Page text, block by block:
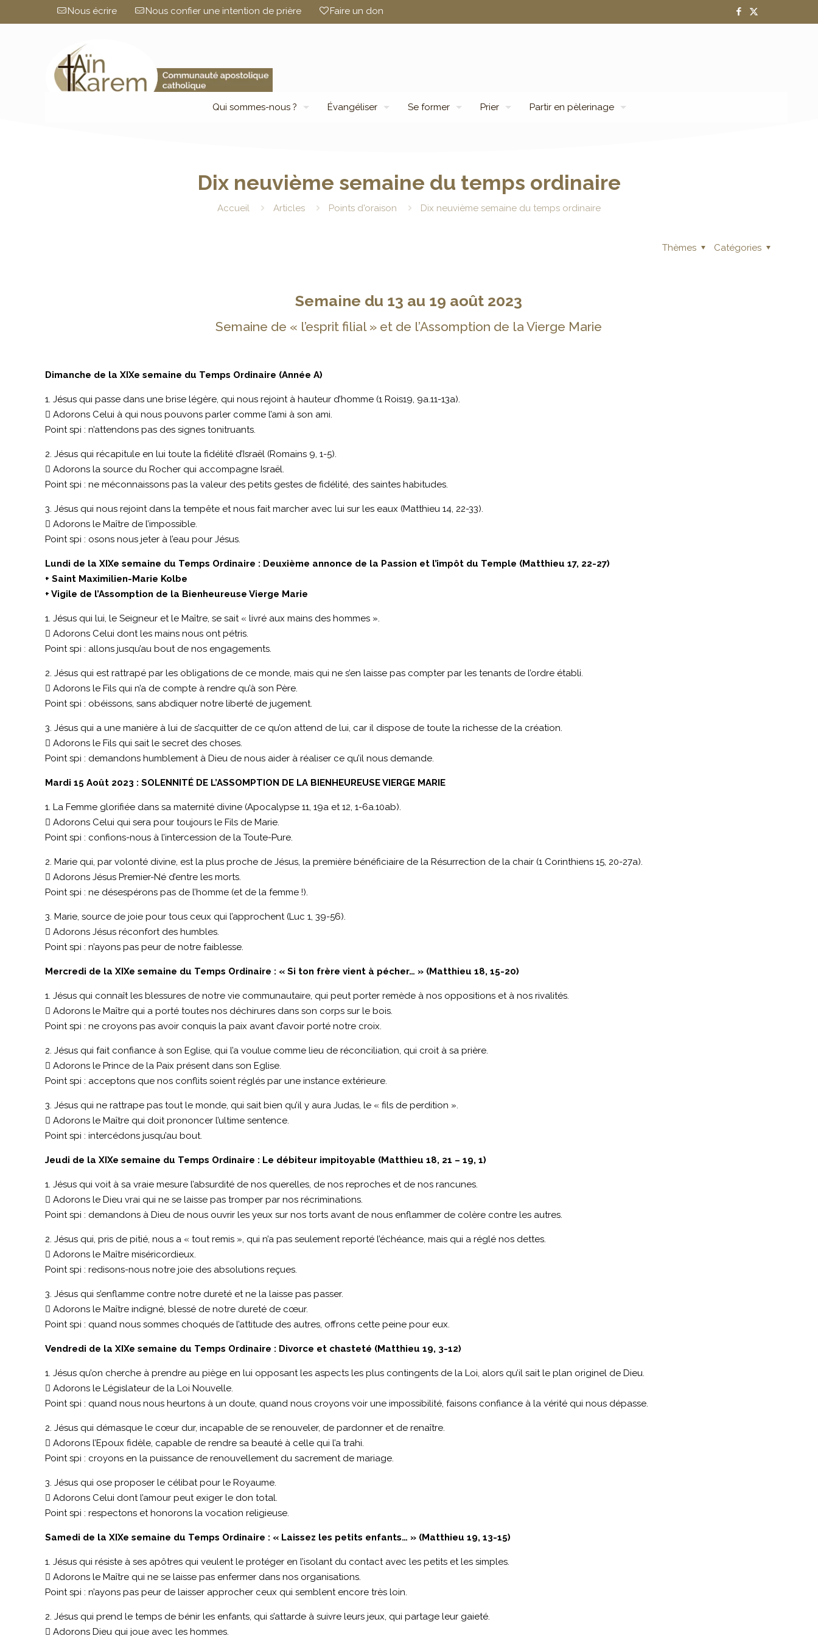
Nous écrire Nous confier une intention de prière Faire un don
Qui sommes-nous ? Évangéliser Se former Prier Partir en pèlerinage
Dix neuvième semaine du temps ordinaire
Accueil Articles Points d'oraison Dix neuvième semaine du temps ordinaire
Catégories
Thèmes
Semaine du 13 au 19 août 2023
Semaine de « l’esprit filial » et de l’Assomption de la Vierge Marie
Dimanche de la XIXe semaine du Temps Ordinaire (Année A)
1. Jésus qui passe dans une brise légère, qui nous rejoint à hauteur d’homme (1 Rois19, 9a.11-13a).
 Adorons Celui à qui nous pouvons parler comme l’ami à son ami.
Point spi : n’attendons pas des signes tonitruants.
2. Jésus qui récapitule en lui toute la fidélité d’Israël (Romains 9, 1-5).
 Adorons la source du Rocher qui accompagne Israël.
Point spi : ne méconnaissons pas la valeur des petits gestes de fidélité, des saintes habitudes.
3. Jésus qui nous rejoint dans la tempête et nous fait marcher avec lui sur les eaux (Matthieu 14, 22-33).
 Adorons le Maître de l’impossible.
Point spi : osons nous jeter à l’eau pour Jésus.
Lundi de la XIXe semaine du Temps Ordinaire : Deuxième annonce de la Passion et l’impôt du Temple (Matthieu 17, 22-27)
+ Saint Maximilien-Marie Kolbe
+ Vigile de l’Assomption de la Bienheureuse Vierge Marie
1. Jésus qui lui, le Seigneur et le Maître, se sait « livré aux mains des hommes ».
 Adorons Celui dont les mains nous ont pétris.
Point spi : allons jusqu’au bout de nos engagements.
2. Jésus qui est rattrapé par les obligations de ce monde, mais qui ne s’en laisse pas compter par les tenants de l’ordre établi.
 Adorons le Fils qui n’a de compte à rendre qu’à son Père.
Point spi : obéissons, sans abdiquer notre liberté de jugement.
3. Jésus qui a une manière à lui de s’acquitter de ce qu’on attend de lui, car il dispose de toute la richesse de la création.
 Adorons le Fils qui sait le secret des choses.
Point spi : demandons humblement à Dieu de nous aider à réaliser ce qu’il nous demande.
Mardi 15 Août 2023 : SOLENNITÉ DE L’ASSOMPTION DE LA BIENHEUREUSE VIERGE MARIE
1. La Femme glorifiée dans sa maternité divine (Apocalypse 11, 19a et 12, 1-6a.10ab).
 Adorons Celui qui sera pour toujours le Fils de Marie.
Point spi : confions-nous à l’intercession de la Toute-Pure.
2. Marie qui, par volonté divine, est la plus proche de Jésus, la première bénéficiaire de la Résurrection de la chair (1 Corinthiens 15, 20-27a).
 Adorons Jésus Premier-Né d’entre les morts.
Point spi : ne désespérons pas de l’homme (et de la femme !).
3. Marie, source de joie pour tous ceux qui l’approchent (Luc 1, 39-56).
 Adorons Jésus réconfort des humbles.
Point spi : n’ayons pas peur de notre faiblesse.
Mercredi de la XIXe semaine du Temps Ordinaire : « Si ton frère vient à pécher… » (Matthieu 18, 15-20)
1. Jésus qui connaît les blessures de notre vie communautaire, qui peut porter remède à nos oppositions et à nos rivalités.
 Adorons le Maître qui a porté toutes nos déchirures dans son corps sur le bois.
Point spi : ne croyons pas avoir conquis la paix avant d’avoir porté notre croix.
2. Jésus qui fait confiance à son Eglise, qui l’a voulue comme lieu de réconciliation, qui croit à sa prière.
 Adorons le Prince de la Paix présent dans son Eglise.
Point spi : acceptons que nos conflits soient réglés par une instance extérieure.
3. Jésus qui ne rattrape pas tout le monde, qui sait bien qu’il y aura Judas, le « fils de perdition ».
 Adorons le Maître qui doit prononcer l’ultime sentence.
Point spi : intercédons jusqu’au bout.
Jeudi de la XIXe semaine du Temps Ordinaire : Le débiteur impitoyable (Matthieu 18, 21 – 19, 1)
1. Jésus qui voit à sa vraie mesure l’absurdité de nos querelles, de nos reproches et de nos rancunes.
 Adorons le Dieu vrai qui ne se laisse pas tromper par nos récriminations.
Point spi : demandons à Dieu de nous ouvrir les yeux sur nos torts avant de nous enflammer de colère contre les autres.
2. Jésus qui, pris de pitié, nous a « tout remis », qui n’a pas seulement reporté l’échéance, mais qui a réglé nos dettes.
 Adorons le Maître miséricordieux.
Point spi : redisons-nous notre joie des absolutions reçues.
3. Jésus qui s’enflamme contre notre dureté et ne la laisse pas passer.
 Adorons le Maître indigné, blessé de notre dureté de cœur.
Point spi : quand nous sommes choqués de l’attitude des autres, offrons cette peine pour eux.
Vendredi de la XIXe semaine du Temps Ordinaire : Divorce et chasteté (Matthieu 19, 3-12)
1. Jésus qu’on cherche à prendre au piège en lui opposant les aspects les plus contingents de la Loi, alors qu’il sait le plan originel de Dieu.
 Adorons le Législateur de la Loi Nouvelle.
Point spi : quand nous nous heurtons à un doute, quand nous croyons voir une impossibilité, faisons confiance à la vérité qui nous dépasse.
2. Jésus qui démasque le cœur dur, incapable de se renouveler, de pardonner et de renaître.
 Adorons l’Epoux fidèle, capable de rendre sa beauté à celle qui l’a trahi.
Point spi : croyons en la puissance de renouvellement du sacrement de mariage.
3. Jésus qui ose proposer le célibat pour le Royaume.
 Adorons Celui dont l’amour peut exiger le don total.
Point spi : respectons et honorons la vocation religieuse.
Samedi de la XIXe semaine du Temps Ordinaire : « Laissez les petits enfants… » (Matthieu 19, 13-15)
1. Jésus qui résiste à ses apôtres qui veulent le protéger en l’isolant du contact avec les petits et les simples.
 Adorons le Maître qui ne se laisse pas enfermer dans nos organisations.
Point spi : n’ayons pas peur de laisser approcher ceux qui semblent encore très loin.
2. Jésus qui prend le temps de bénir les enfants, qui s’attarde à suivre leurs jeux, qui partage leur gaieté.
 Adorons Dieu qui joue avec les hommes.